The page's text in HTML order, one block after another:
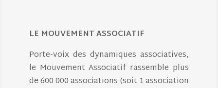
LE MOUVEMENT ASSOCIATIF
Porte-voix des dynamiques associatives,
le Mouvement Associatif rassemble plus
de 600 000 associations (soit 1 association